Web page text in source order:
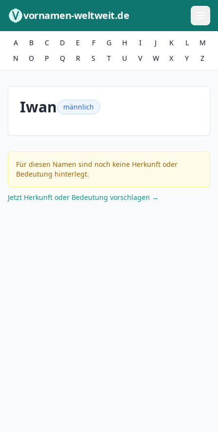
vornamen-weltweit.de
A B C D E F G H I J K L
M
N
O P Q R S T U V W X Y Z
Iwan männlich
Für diesen Namen sind noch keine Herkunft oder
Bedeutung hinterlegt.
Jetzt Herkunft oder Bedeutung vorschlagen →